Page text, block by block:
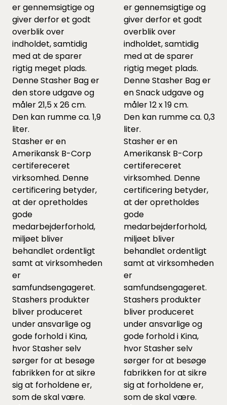
er gennemsigtige og
giver derfor et godt
overblik over
indholdet, samtidig
med at de sparer
rigtig meget plads.
Denne Stasher Bag er
den store udgave og
måler 21,5 x 26 cm.
Den kan rumme ca. 1,9
liter.
Stasher er en
Amerikansk B-Corp
certifereceret
virksomhed. Denne
certificering betyder,
at der opretholdes
gode
medarbejderforhold,
miljøet bliver
behandlet ordentligt
samt at virksomheden
er
samfundsengageret.
Stashers produkter
bliver produceret
under ansvarlige og
gode forhold i Kina,
hvor Stasher selv
sørger for at besøge
fabrikken for at sikre
sig at forholdene er,
som de skal være.
er gennemsigtige og
giver derfor et godt
overblik over
indholdet, samtidig
med at de sparer
rigtig meget plads.
Denne Stasher Bag er
en Snack udgave og
måler 12 x 19 cm.
Den kan rumme ca. 0,3
liter.
Stasher er en
Amerikansk B-Corp
certifereceret
virksomhed. Denne
certificering betyder,
at der opretholdes
gode
medarbejderforhold,
miljøet bliver
behandlet ordentligt
samt at virksomheden
er
samfundsengageret.
Stashers produkter
bliver produceret
under ansvarlige og
gode forhold i Kina,
hvor Stasher selv
sørger for at besøge
fabrikken for at sikre
sig at forholdene er,
som de skal være.